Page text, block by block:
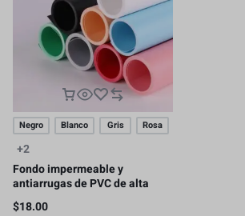
Negro Blanco Gris Rosa
+2
Fondo impermeable y
antiarrugas de PVC de alta
calidad, 120 x 200 cm
$18.00